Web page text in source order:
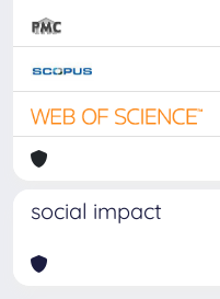
social impact